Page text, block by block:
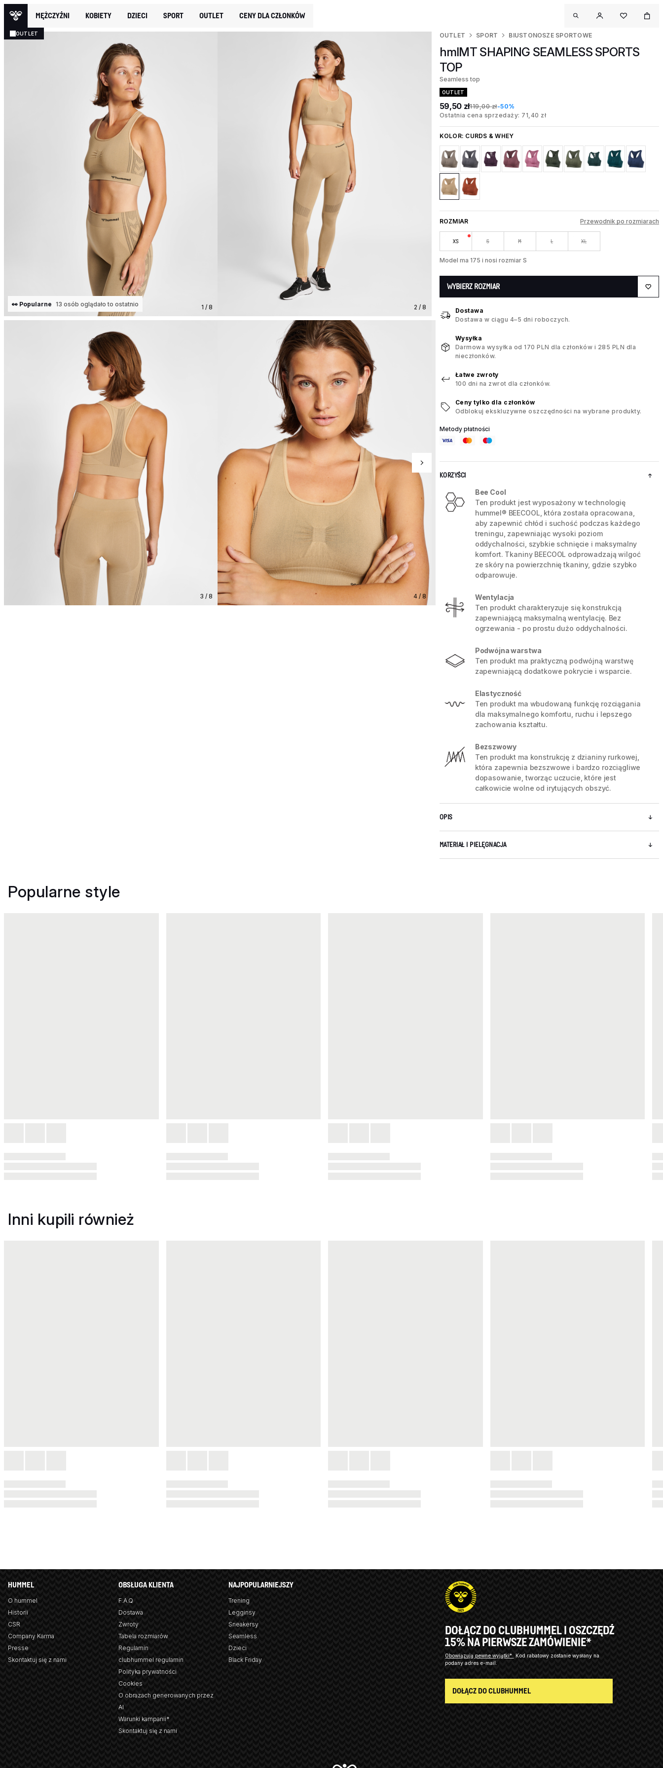
MĘŻCZYŹNI KOBIETY DZIECI SPORT OUTLET CENY DLA CZŁONKÓW
OUTLET
1 / 8
👀 Popularne 13 osób oglądało to ostatnio 2 / 8
3 / 8 4 / 8
OUTLET SPORT BIUSTONOSZE SPORTOWE
hmlMT SHAPING SEAMLESS SPORTS
TOP
Seamless top
OUTLET
59,50 zł119,00 zł-50%
Ostatnia cena sprzedaży: 71,40 zł
KOLOR: CURDS & WHEY
ROZMIAR Przewodnik po rozmiarach
XS S M L XL
Model ma 175 i nosi rozmiar S
WYBIERZ ROZMIAR
Dostawa
Dostawa w ciągu 4–5 dni roboczych.
Wysyłka
Darmowa wysyłka od 170 PLN dla członków i 285 PLN dla
nieczłonków.
Łatwe zwroty
100 dni na zwrot dla członków.
Ceny tylko dla członków
Odblokuj ekskluzywne oszczędności na wybrane produkty.
Metody płatności
KORZYŚCI
Bee Cool
Ten produkt jest wyposażony w technologię
hummel® BEECOOL, która została opracowana,
aby zapewnić chłód i suchość podczas każdego
treningu, zapewniając wysoki poziom
oddychalności, szybkie schnięcie i maksymalny
komfort. Tkaniny BEECOOL odprowadzają wilgoć
ze skóry na powierzchnię tkaniny, gdzie szybko
odparowuje.
Wentylacja
Ten produkt charakteryzuje się konstrukcją
zapewniającą maksymalną wentylację. Bez
ogrzewania - po prostu dużo oddychalności.
Podwójna warstwa
Ten produkt ma praktyczną podwójną warstwę
zapewniającą dodatkowe pokrycie i wsparcie.
Elastyczność
Ten produkt ma wbudowaną funkcję rozciągania
dla maksymalnego komfortu, ruchu i lepszego
zachowania kształtu.
Bezszwowy
Ten produkt ma konstrukcję z dzianiny rurkowej,
która zapewnia bezszwowe i bardzo rozciągliwe
dopasowanie, tworząc uczucie, które jest
całkowicie wolne od irytujących obszyć.
OPIS
MATERIAŁ I PIELĘGNACJA
Popularne style
Inni kupili również
HUMMEL
O hummel
Historii
CSR
Company Karma
Presse
Skontaktuj się z nami
OBSŁUGA KLIENTA
F.A.Q
Dostawa
Zwroty
Tabela rozmiarów
Regulamin
clubhummel regulamin
Polityka prywatności
Cookies
O obrazach generowanych przez
AI
Warunki kampanii*
Skontaktuj się z nami
NAJPOPULARNIEJSZY
Trening
Legginsy
Sneakersy
Seamless
Dzieci
Black Friday
DOŁĄCZ DO CLUBHUMMEL I OSZCZĘDŹ
15% NA PIERWSZE ZAMÓWIENIE*
Obowiązują pewne wyjątki*
Kod rabatowy zostanie wysłany na
podany adres e-mail.
DOŁĄCZ DO CLUBHUMMEL